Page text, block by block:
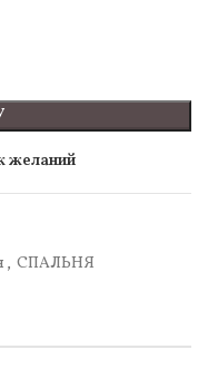
желаний
, СПАЛЬНЯ